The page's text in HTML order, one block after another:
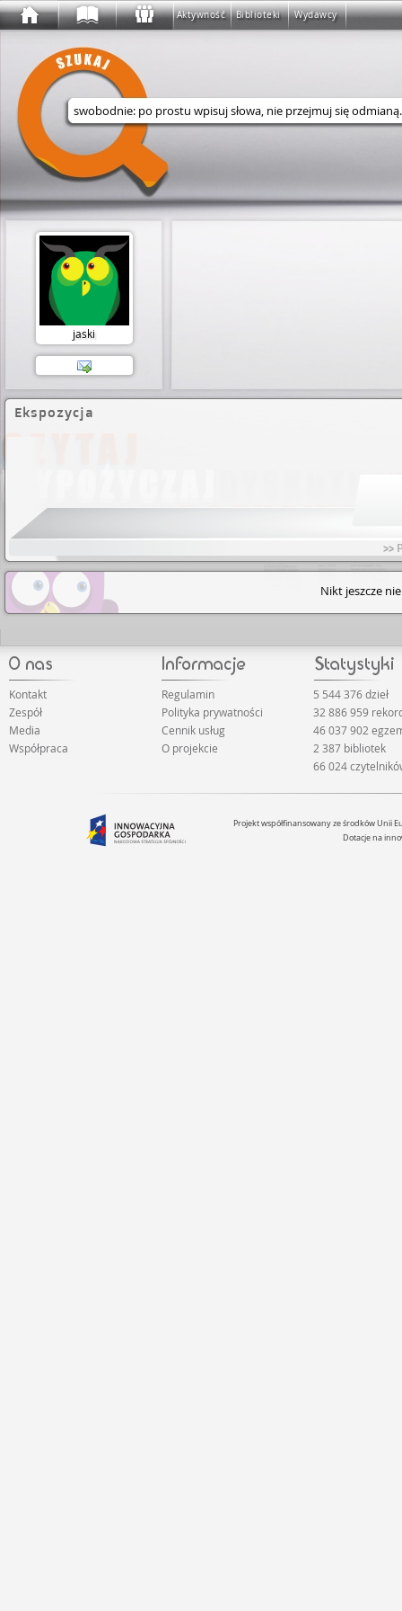
Aktywność Biblioteki Wydawcy
Wyszukaj w serwisie
jaski
Ekspozycja
>>
Nikt jeszcze
Kontakt
Zespół
Media
Współpraca
Regulamin
Polityka prywatności
Cennik usług
O projekcie
5 544 376 dzieł
32 886 959
46 037 902
2 387 bibliotek
66 024
Projekt współfinansowany ze środków Unii
Dotacje na